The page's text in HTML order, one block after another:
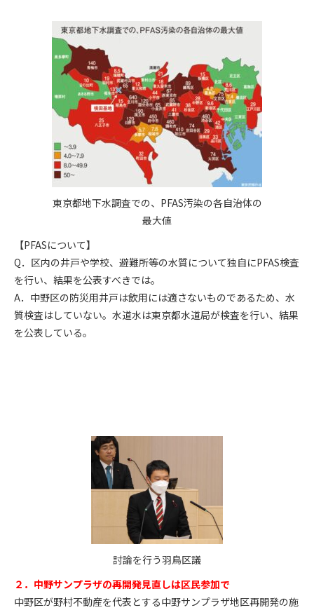
東京都地下水調査での、PFAS汚染の各自治体の
最大値
【PFASについて】
Q．区内の井戸や学校、避難所等の水質について独自にPFAS検査
を行い、結果を公表すべきでは。
A．中野区の防災用井戸は飲用には適さないものであるため、水
質検査はしていない。水道水は東京都水道局が検査を行い、結果
を公表している。
討論を行う羽鳥区議
２．中野サンプラザの再開発見直しは区民参加で
中野区が野村不動産を代表とする中野サンプラザ地区再開発の施